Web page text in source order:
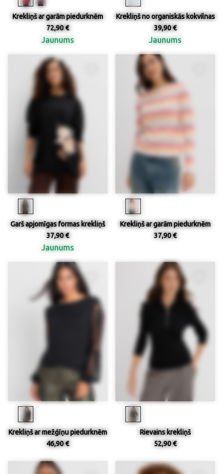
Krekliņš ar garām piedurknēm
72,90 €
Jaunums
Krekliņš no organiskās kokvilnas
39,90 €
Jaunums
Garš apjomīgas formas krekliņš
37,90 €
Jaunums
Krekliņš ar garām piedurknēm
37,90 €
Krekliņš ar mežģīņu piedurknēm
46,90 €
Rievains krekliņš
52,90 €